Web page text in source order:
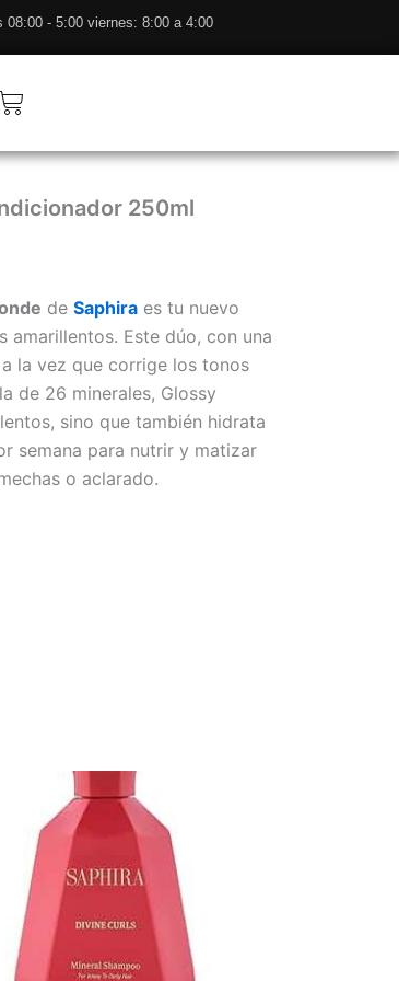
08:00 - 5:00 viernes: 8:00 a 4:00
250ml
de Saphira es tu nuevo
Este dúo, con una
la vez que corrige los tonos
de 26 minerales, Glossy
sino que también hidrata
semana para nutrir y matizar
o aclarado.